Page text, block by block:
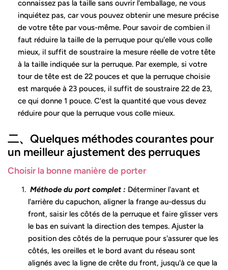
connaissez pas la taille sans ouvrir l'emballage, ne vous
inquiétez pas, car vous pouvez obtenir une mesure précise
de votre tête par vous-même. Pour savoir de combien il
faut réduire la taille de la perruque pour qu'elle vous colle
mieux, il suffit de soustraire la mesure réelle de votre tête
à la taille indiquée sur la perruque. Par exemple, si votre
tour de tête est de 22 pouces et que la perruque choisie
est marquée à 23 pouces, il suffit de soustraire 22 de 23,
ce qui donne 1 pouce. C'est la quantité que vous devez
réduire pour que la perruque vous colle mieux.
二、 Quelques méthodes courantes pour
un meilleur ajustement des perruques
Choisir la bonne manière de porter
Méthode du port complet : Déterminer l'avant et
l'arrière du capuchon, aligner la frange au-dessus du
front, saisir les côtés de la perruque et faire glisser vers
le bas en suivant la direction des tempes. Ajuster la
position des côtés de la perruque pour s'assurer que les
côtés, les oreilles et le bord avant du réseau sont
alignés avec la ligne de crête du front, jusqu'à ce que la